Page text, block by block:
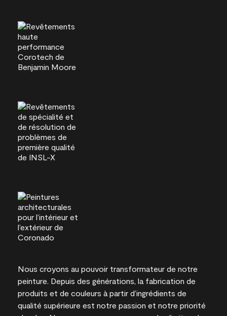
Nous croyons au pouvoir transformateur de notre
peinture. Depuis des générations, la fabrication de
produits et de couleurs à partir d’ingrédients de
qualité supérieure est notre passion et notre priorité